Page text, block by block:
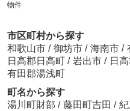
物件
市区町村から探す
和歌山市 / 御坊市 / 海南市 /
日高郡日高町 / 岩出市 / 日
有田郡湯浅町
町名から探す
湯川町財部 / 藤田町吉田 /